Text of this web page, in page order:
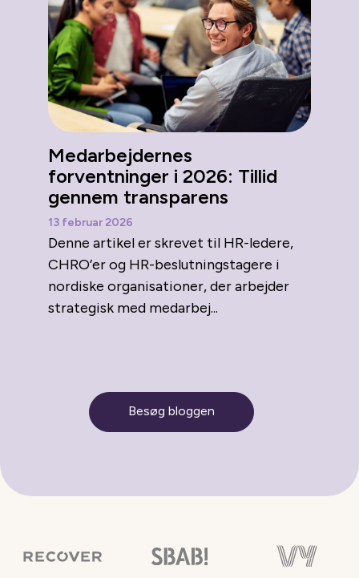
Medarbejdernes
forventninger i 2026: Tillid
gennem transparens
13 februar 2026
Denne artikel er skrevet til HR-ledere,
CHRO’er og HR-beslutningstagere i
nordiske organisationer, der arbejder
strategisk med medarbej...
Besøg bloggen